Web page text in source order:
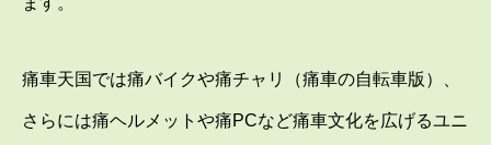
痛車天国では痛バイクや痛チャリ（痛車の自転車版）、
さらには痛ヘルメットや痛PCなど痛車文化を広げるユニ